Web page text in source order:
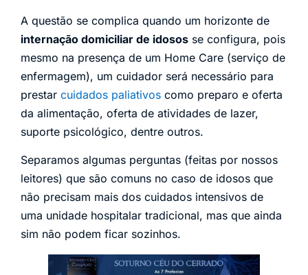
A questão se complica quando um horizonte de
internação domiciliar de idosos se configura, pois
mesmo na presença de um Home Care (serviço de
enfermagem), um cuidador será necessário para
prestar cuidados paliativos como preparo e oferta
da alimentação, oferta de atividades de lazer,
suporte psicológico, dentre outros.
Separamos algumas perguntas (feitas por nossos
leitores) que são comuns no caso de idosos que
não precisam mais dos cuidados intensivos de
uma unidade hospitalar tradicional, mas que ainda
sim não podem ficar sozinhos.